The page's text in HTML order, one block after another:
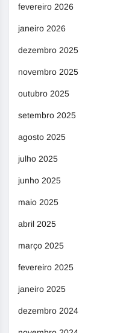
fevereiro 2026
janeiro 2026
dezembro 2025
novembro 2025
outubro 2025
setembro 2025
agosto 2025
julho 2025
junho 2025
maio 2025
abril 2025
março 2025
fevereiro 2025
janeiro 2025
dezembro 2024